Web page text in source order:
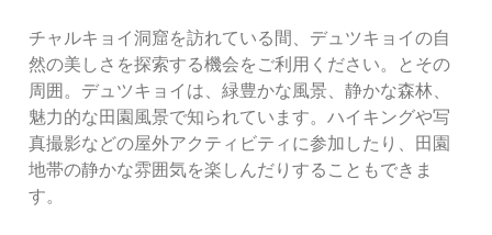
チャルキョイ洞窟を訪れている間、デュツキョイの自
然の美しさを探索する機会をご利用ください。とその
周囲。デュツキョイは、緑豊かな風景、静かな森林、
魅力的な田園風景で知られています。ハイキングや写
真撮影などの屋外アクティビティに参加したり、田園
地帯の静かな雰囲気を楽しんだりすることもできま
す。